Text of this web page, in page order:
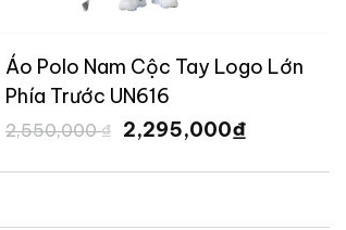
Áo Polo Nam Cộc Tay Logo Lớn
Phía Trước UN616
2,550,000₫ Giá
gốc
2,295,000₫